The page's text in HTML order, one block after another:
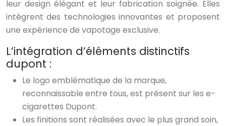
leur design élégant et leur fabrication soignée. Elles
intègrent des technologies innovantes et proposent
une expérience de vapotage exclusive.
L’intégration d’éléments distinctifs
dupont :
Le logo emblématique de la marque,
reconnaissable entre tous, est présent sur les e-
cigarettes Dupont.
Les finitions sont réalisées avec le plus grand soin,